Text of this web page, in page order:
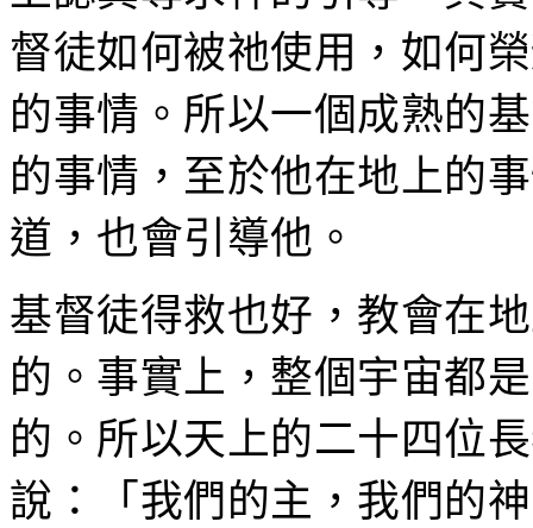
督徒如何被祂使用，如何
的事情。所以一個成熟的
的事情，至於他在地上的
道，也會引導他。
基督徒得救也好，教會在
的。事實上，整個宇宙都
的。所以天上的二十四位
說：「我們的主，我們的